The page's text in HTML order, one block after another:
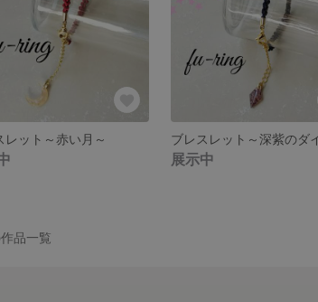
レット～赤い月～ ブレスレット～深紫のダ
展示中
品一覧